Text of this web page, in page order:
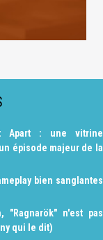
Apart : une vitrine
épisode majeur de la
bien sanglantes
"Ragnarök" n'est pas
qui le dit)